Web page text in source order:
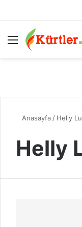
Menü
Anasayfa / Helly
Helly